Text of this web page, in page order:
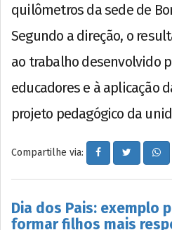
quilômetros da sede de
Segundo a direção, o
ao trabalho desenvolvido
educadores e à aplicação
projeto pedagógico da
Compartilhe via:
Dia dos Pais: exemplo
formar filhos mais